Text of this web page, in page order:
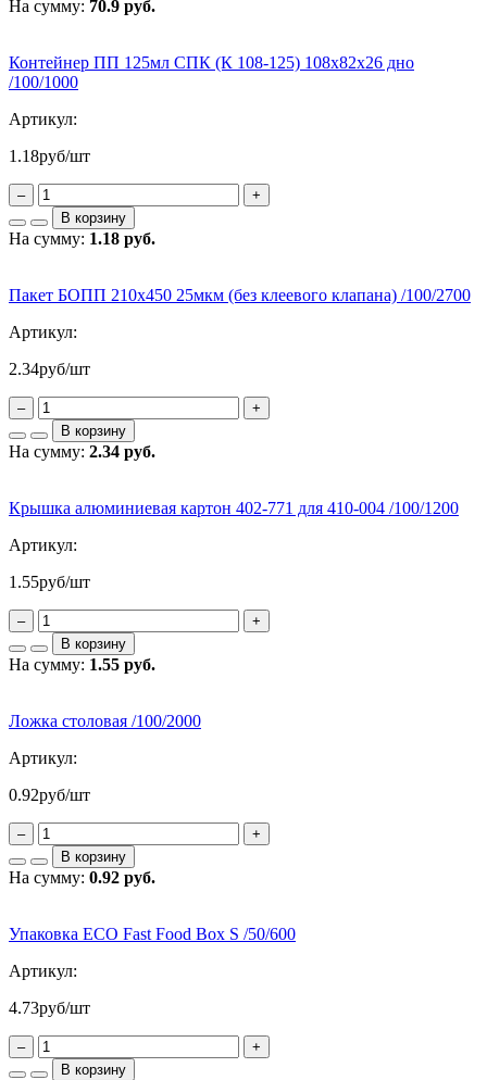
На сумму: 70.9 руб.
Контейнер ПП 125мл СПК (К 108-125) 108х82х26 дно
/100/1000
Артикул:
1.18руб/шт
–
+
В корзину
На сумму: 1.18 руб.
Пакет БОПП 210х450 25мкм (без клеевого клапана) /100/2700
Артикул:
2.34руб/шт
–
+
В корзину
На сумму: 2.34 руб.
Крышка алюминиевая картон 402-771 для 410-004 /100/1200
Артикул:
1.55руб/шт
–
+
В корзину
На сумму: 1.55 руб.
Ложка столовая /100/2000
Артикул:
0.92руб/шт
–
+
В корзину
На сумму: 0.92 руб.
Упаковка ECO Fast Food Box S /50/600
Артикул:
4.73руб/шт
–
+
В корзину